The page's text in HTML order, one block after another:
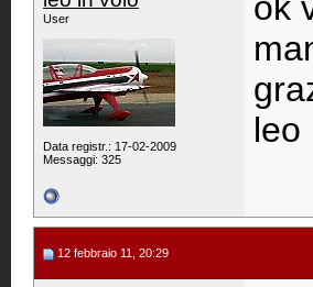
User
Data registr.: 17-02-2009
Messaggi: 325
leo
12 febbraio 11, 20:29